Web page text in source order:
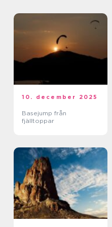
10. december 2025
Basejump från
fjälltoppar